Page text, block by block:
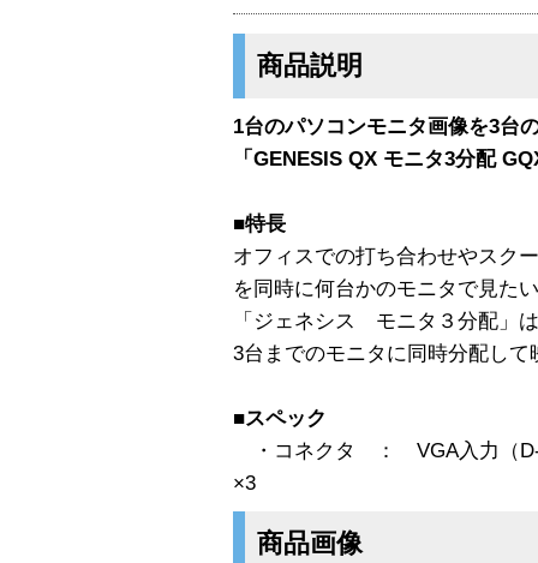
商品説明
1台のパソコンモニタ画像を3台
「GENESIS QX モニタ3分配
■特長
オフィスでの打ち合わせやスク
を同時に何台かのモニタで見た
「ジェネシス モニタ３分配」
3台までのモニタに同時分配し
■スペック
・コネクタ ： VGA入力（D-
×3
商品画像